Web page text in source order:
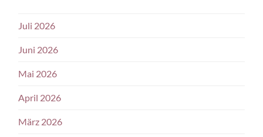
Juli 2026
Juni 2026
Mai 2026
April 2026
März 2026